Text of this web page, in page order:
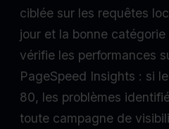
ciblée sur les requêtes
jour et la bonne
vérifie les performances
PageSpeed Insights : si
80, les problèmes
toute campagne de